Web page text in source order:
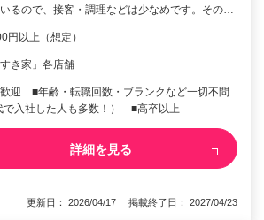
るので、接客・調理などは少なめです。その…
円以上（想定）
き家」各店舗
迎 ■年齢・転職回数・ブランクなど一切不問
で入社した人も多数！） ■高卒以上
詳細を見る
更新日： 2026/04/17 掲載終了日： 2027/04/23